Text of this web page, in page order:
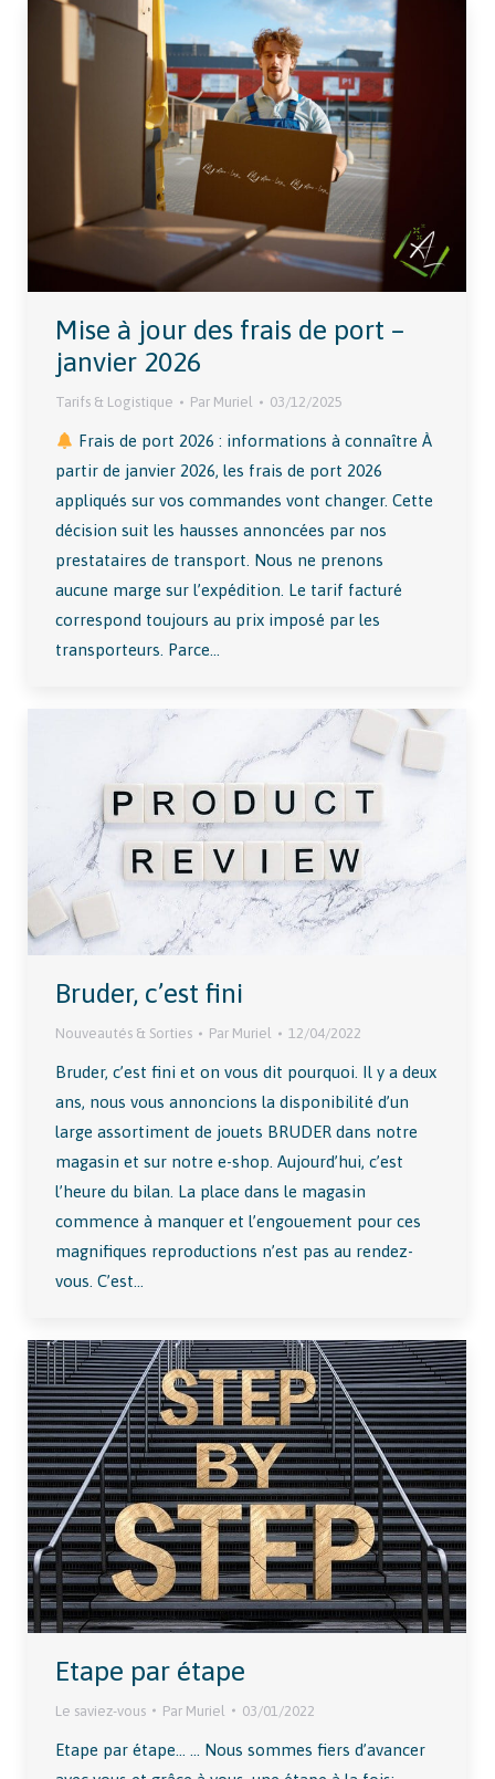
Mise à jour des frais de port –
janvier 2026
Tarifs & Logistique Par Muriel 03/12/2025
Frais de port 2026 : informations à connaître À
partir de janvier 2026, les frais de port 2026
appliqués sur vos commandes vont changer. Cette
décision suit les hausses annoncées par nos
prestataires de transport. Nous ne prenons
aucune marge sur l’expédition. Le tarif facturé
correspond toujours au prix imposé par les
transporteurs. Parce…
Bruder, c’est fini
Nouveautés & Sorties Par Muriel 12/04/2022
Bruder, c’est fini et on vous dit pourquoi. Il y a deux
ans, nous vous annoncions la disponibilité d’un
large assortiment de jouets BRUDER dans notre
magasin et sur notre e-shop. Aujourd’hui, c’est
l’heure du bilan. La place dans le magasin
commence à manquer et l’engouement pour ces
magnifiques reproductions n’est pas au rendez-
vous. C’est…
Etape par étape
Le saviez-vous Par Muriel 03/01/2022
Etape par étape… … Nous sommes fiers d’avancer